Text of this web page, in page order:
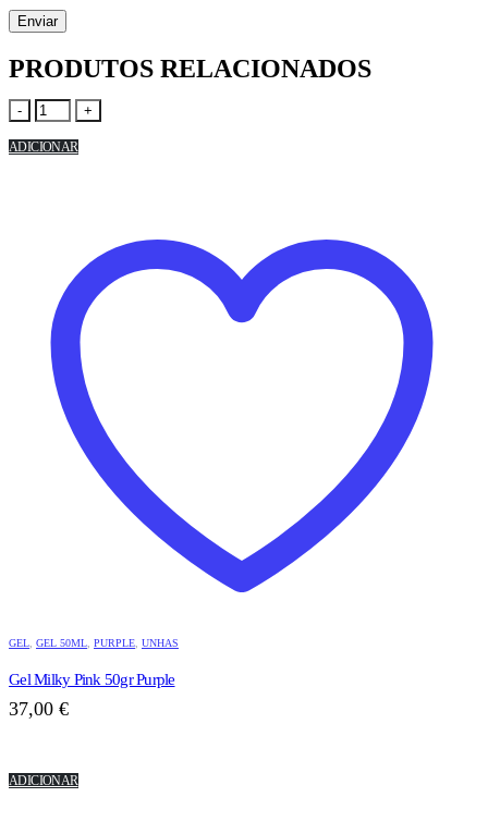
PRODUTOS RELACIONADOS
- +
ADICIONAR
GEL GEL 50ML PURPLE UNHAS
Gel Milky Pink 50gr Purple
37,00 €
ADICIONAR